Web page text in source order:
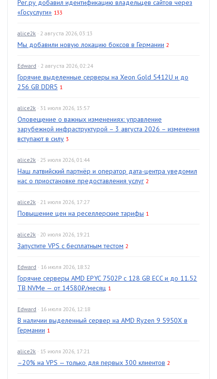
Рег.ру добавил идентификацию владельцев сайтов через
«Госуслуги» 133
alice2k · 2 августа 2026, 03:13
Мы добавили новую локацию боксов в Германии 2
Edward · 2 августа 2026, 02:24
Горячие выделенные серверы на Xeon Gold 5412U и до
256 GB DDR5 1
alice2k · 31 июля 2026, 15:57
Оповещение о важных изменениях: управление
зарубежной инфраструктурой – 3 августа 2026 – изменения
вступают в силу 3
alice2k · 25 июля 2026, 01:44
Наш латвийский партнёр и оператор дата-центра уведомил
нас о приостановке предоставления услуг 2
alice2k · 21 июля 2026, 17:27
Повышение цен на реселлерские тарифы 1
alice2k · 20 июля 2026, 19:21
Запустите VPS с бесплатным тестом 2
Edward · 16 июля 2026, 18:32
Горячие серверы AMD EPYC 7502P с 128 GB ECC и до 11.52
TB NVMe — от 14580₽/месяц 1
Edward · 16 июля 2026, 12:18
В наличии выделенный сервер на AMD Ryzen 9 5950X в
Германии 1
alice2k · 15 июля 2026, 17:21
–20% на VPS — только для первых 300 клиентов 2